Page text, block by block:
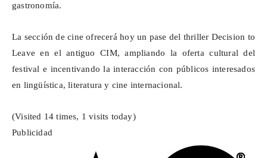
gastronomía.
La sección de cine ofrecerá hoy un pase del thriller Decision to
Leave en el antiguo CIM, ampliando la oferta cultural del
festival e incentivando la interacción con públicos interesados
en lingüística, literatura y cine internacional.
(Visited 14 times, 1 visits today)
Publicidad